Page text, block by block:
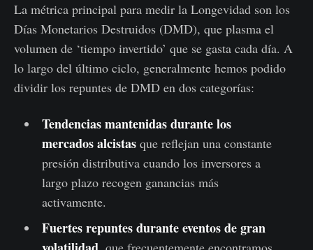
La métrica principal para medir la Longevidad son los
Días Monetarios Destruidos (DMD), que plasma el
volumen de ‘tiempo invertido’ que se gasta cada día. A
lo largo del último ciclo, generalmente hemos podido
dividir los repuntes de DMD en dos categorías:
Tendencias mantenidas durante los
mercados alcistasque reflejan una constante
presión distributiva cuando los inversores a
largo plazo recogen ganancias más
activamente.
Fuertes repuntes durante eventos de gran